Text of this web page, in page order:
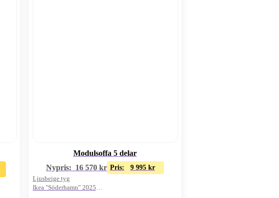
Modulsoffa 5 delar
Nypris: 16 570 kr Pris: 9 995 kr
Ljusbeige tyg
Ikea "Söderhamn" 2025